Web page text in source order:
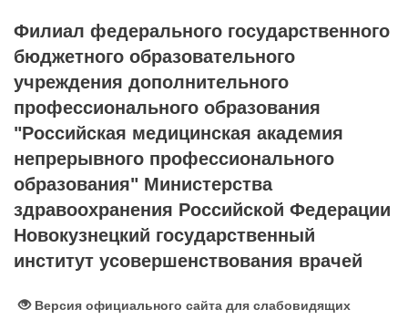
Филиал федерального государственного
бюджетного образовательного
учреждения дополнительного
профессионального образования
"Российская медицинская академия
непрерывного профессионального
образования" Министерства
здравоохранения Российской Федерации
Новокузнецкий государственный
институт усовершенствования врачей
Версия официального сайта для слабовидящих